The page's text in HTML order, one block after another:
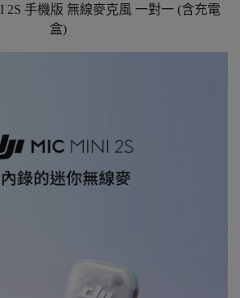
2S 手機版 無線麥克風 一對一 (含充電
盒)